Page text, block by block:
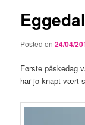
Eggedal
Posted on24/04/
Første påskedag
har jo knapt vært